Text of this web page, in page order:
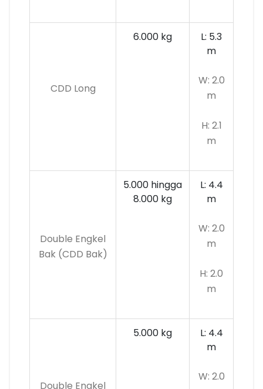
CDD Long
6.000 kg
L: 5.3
m
W: 2.0
m
H: 2.1
m
Double Engkel
Bak (CDD Bak)
5.000 hingga
8.000 kg
L: 4.4
m
W: 2.0
m
H: 2.0
m
Double Engkel
5.000 kg
L: 4.4
m
W: 2.0